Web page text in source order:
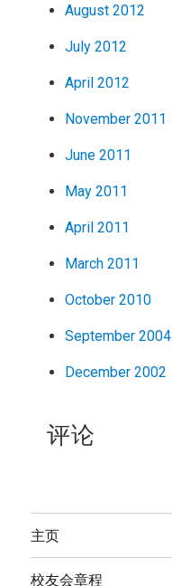
August 2012
July 2012
April 2012
November 2011
June 2011
May 2011
April 2011
March 2011
October 2010
September 2004
December 2002
评论
主页
校友会章程